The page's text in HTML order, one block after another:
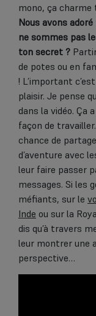
mono, ça charme
Nous avons
ne sommes pas
ton secret ?
de potes ou en
! L’important
plaisir. Je pense
dans la vidéo. Ça
façon de
chance de
d’aventure avec
leur faire passer
messages. Si les
méfiants, sur le
Inde ou sur la
dis qu’à travers
leur montrer une
perspective…